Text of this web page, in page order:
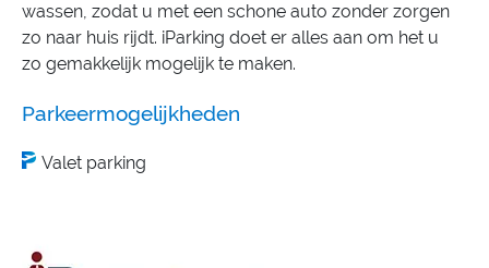
wassen, zodat u met een schone auto zonder zorgen
zo naar huis rijdt. iParking doet er alles aan om het u
zo gemakkelijk mogelijk te maken.
Parkeermogelijkheden
Valet parking